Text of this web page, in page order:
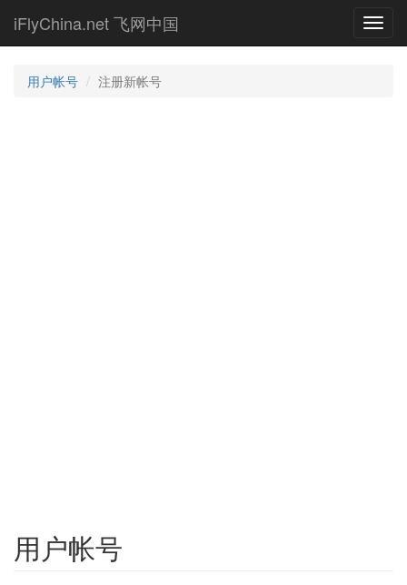
main
iFlyChina.net 飞网中国
用户帐号 注册新帐号
用户帐号